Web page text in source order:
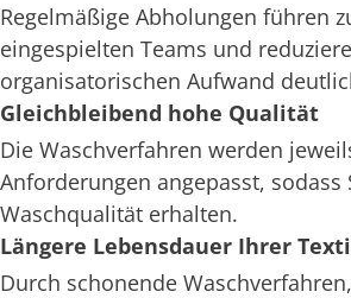
Regelmäßige Abholungen führen
eingespielten Teams und
organisatorischen Aufwand
Gleichbleibend hohe Qualität
Die Waschverfahren werden
Anforderungen angepasst, sodass
Waschqualität erhalten.
Längere Lebensdauer Ihrer
Durch schonende